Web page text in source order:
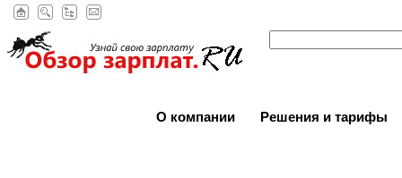
О компании Решения и тарифы